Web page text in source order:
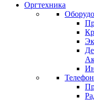
Оргтехника